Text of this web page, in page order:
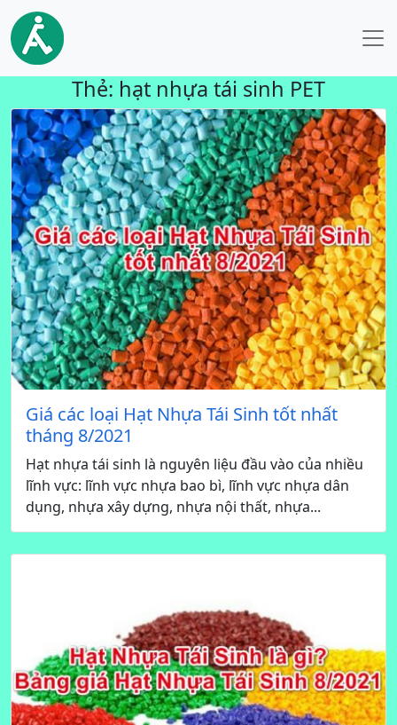
Thẻ: hạt nhựa tái sinh PET
Giá các loại Hạt Nhựa Tái Sinh tốt nhất
tháng 8/2021
Hạt nhựa tái sinh là nguyên liệu đầu vào của nhiều
lĩnh vực: lĩnh vực nhựa bao bì, lĩnh vực nhựa dân
dụng, nhựa xây dựng, nhựa nội thất, nhựa...